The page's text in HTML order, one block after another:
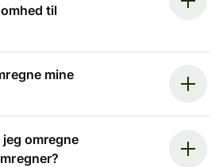
til
mine
omregne